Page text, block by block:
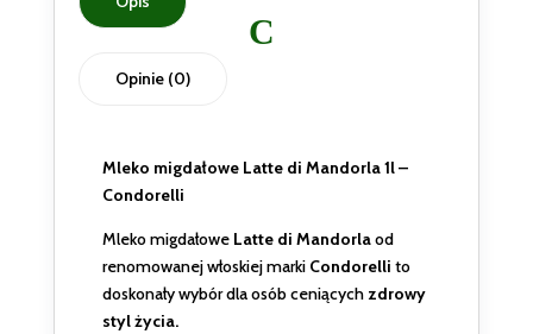
Opinie (0)
Mleko migdałowe Latte di Mandorla 1l –
Condorelli
Mleko migdałowe Latte di Mandorlaod
renomowanej włoskiej marki Condorelli to
doskonały wybór dla osób ceniącychzdrowy
styl życia.